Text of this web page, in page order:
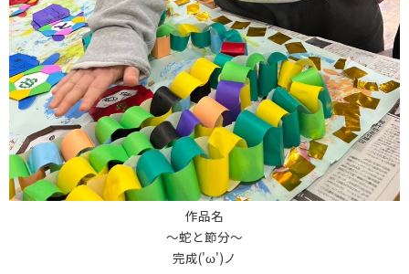
作品名
～蛇と節分～
完成('ω')ノ